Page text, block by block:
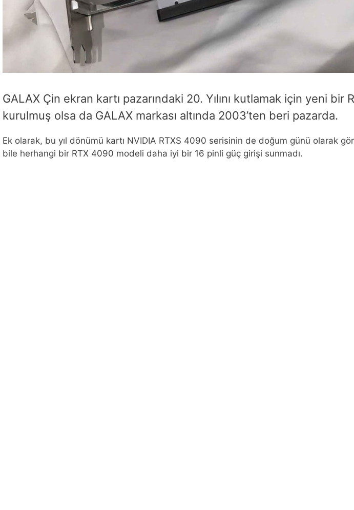
GALAX Çin ekran kartı pazarındaki 20. Yılını kutlamak için yeni
kurulmuş olsa da GALAX markası altında 2003’ten beri pazarda.
Ek olarak, bu yıl dönümü kartı NVIDIA RTXS 4090 serisinin de doğum günü olarak
bile herhangi bir RTX 4090 modeli daha iyi bir 16 pinli güç girişi sunmadı.